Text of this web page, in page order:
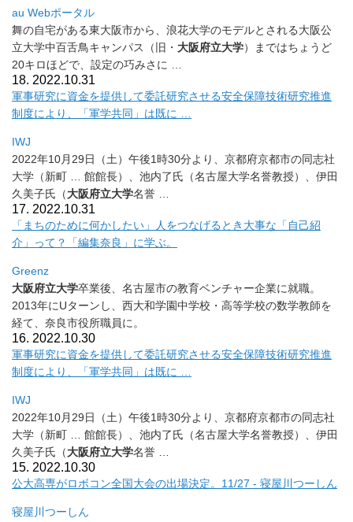
au Webポータル
舞の自宅がある東大阪市から、 浪花大学のモデルとされる大阪公
立大学中百舌鳥キャンパス（旧・ 大阪府立大学）まではちょうど
20キロほどで、設定の巧みさに
18. 2022.10.31
軍事研究に資金を提供して委託研究させる安全保障技術研究推進
制 度により、「軍学共同」は既に …
IWJ
2022年10月29日（土）午後1時30分より、 京都府京都市の同志社
大学（新町 … 館館長）、池内了氏（名古屋大学名誉教授）、伊田
久美子氏（大阪府立大学名誉 …
17. 2022.10.31
「まちのために何かしたい」人をつなげるとき大事な「自己紹
介」
って？「編集奈良」に学ぶ。
Greenz
大阪府立大学卒業後、名古屋市の教育ベンチャー企業に就職。
2013年にUターンし、西大和学園中学校・ 高等学校の数学教師を
経て、奈良市役所職員に。
16. 2022.10.30
軍事研究に資金を提供して委託研究させる安全保障技術研究推進
制 度により、「軍学共同」は既に …
IWJ
2022年10月29日（土）午後1時30分より、 京都府京都市の同志社
大学（新町 … 館館長）、池内了氏（名古屋大学名誉教授）、伊田
久美子氏（大阪府立大学名誉 …
15. 2022.10.30
公大高専がロボコン全国大会の出場決定。11/27 - 寝屋川つーしん
寝屋川つーしん